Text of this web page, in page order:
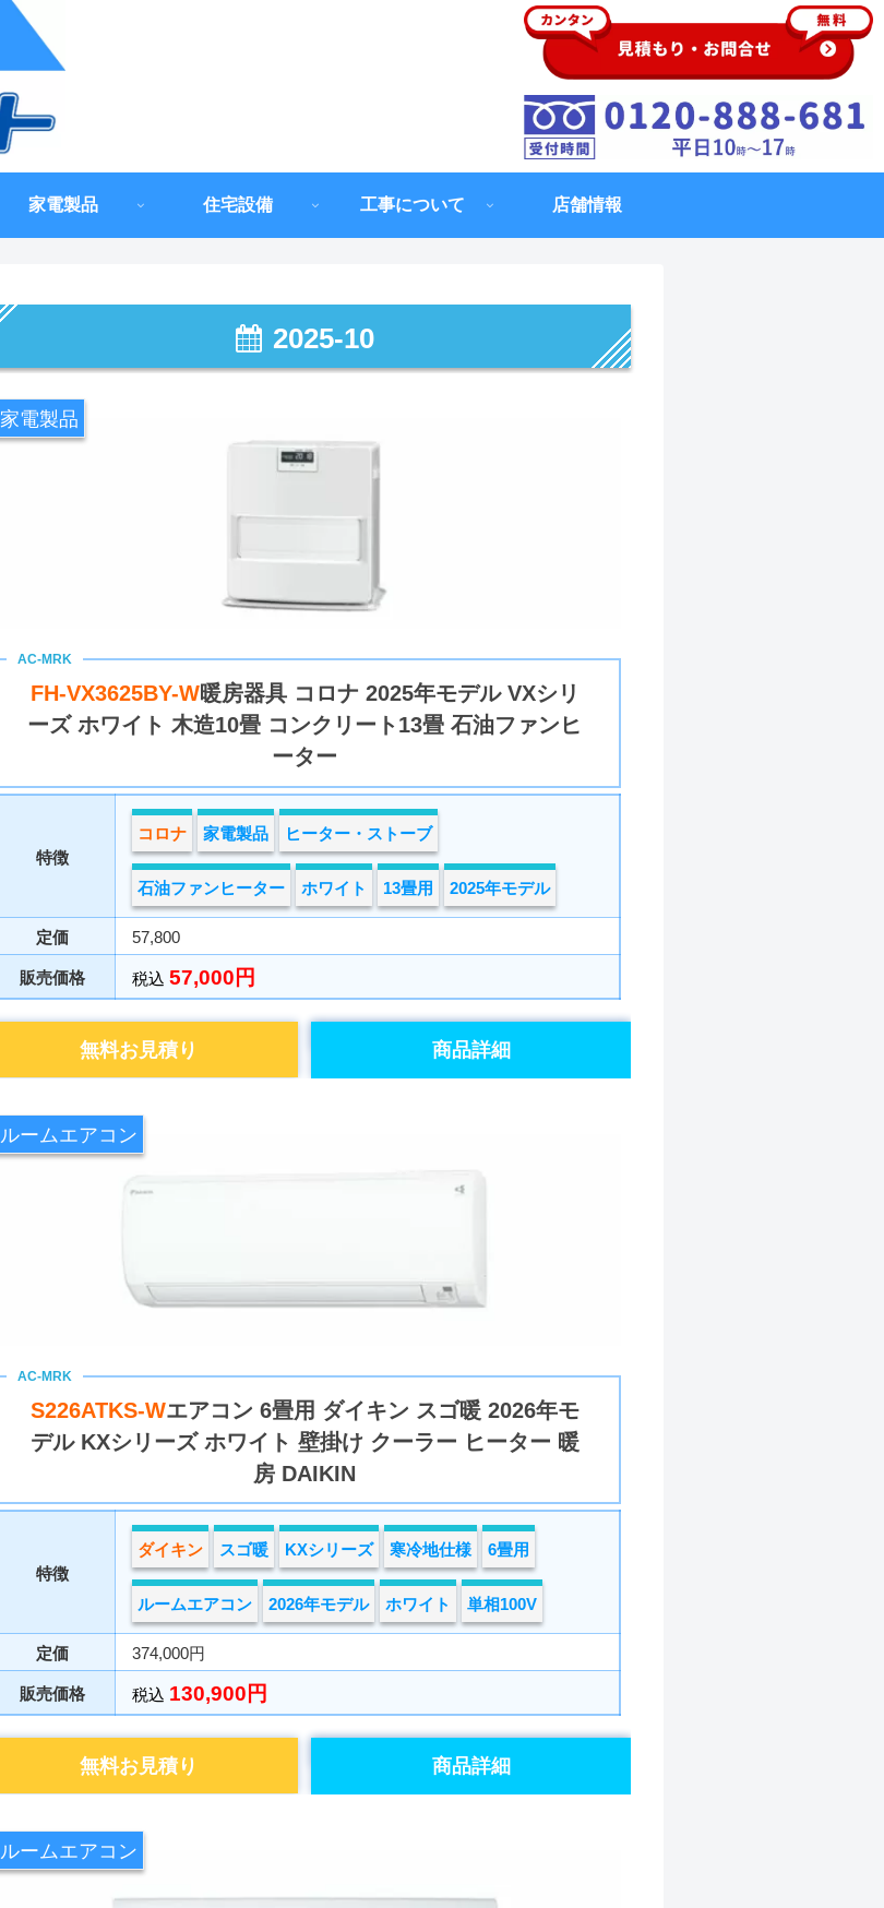
家電製品 住宅設備 工事について 店舗情報
2025-10
家電製品
FH-VX3625BY-W暖房器具 コロナ 2025年モデル VXシリ
ーズ ホワイト 木造10畳 コンクリート13畳 石油ファンヒ
ーター
特徴
コロナ 家電製品 ヒーター・ストーブ
石油ファンヒーター ホワイト 13畳用 2025年モデル
定価 57,800
販売価格 税込 57,000円
商品詳細
無料お見積り
ルームエアコン
S226ATKS-Wエアコン 6畳用 ダイキン スゴ暖 2026年モ
デル KXシリーズ ホワイト 壁掛け クーラー ヒーター 暖
房 DAIKIN
特徴
ダイキン スゴ暖 KXシリーズ 寒冷地仕様 6畳用
ルームエアコン 2026年モデル ホワイト 単相100V
定価 374,000円
販売価格 税込 130,900円
商品詳細
無料お見積り
ルームエアコン